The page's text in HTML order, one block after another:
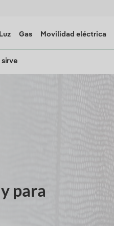
Luz Gas Movilidad eléctrica
sirve
para